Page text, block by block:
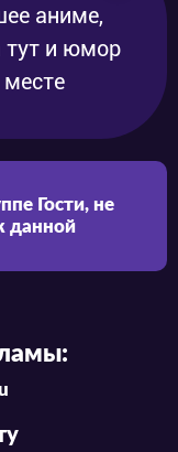
аниме,
тут и юмор
месте
Гости, не
данной